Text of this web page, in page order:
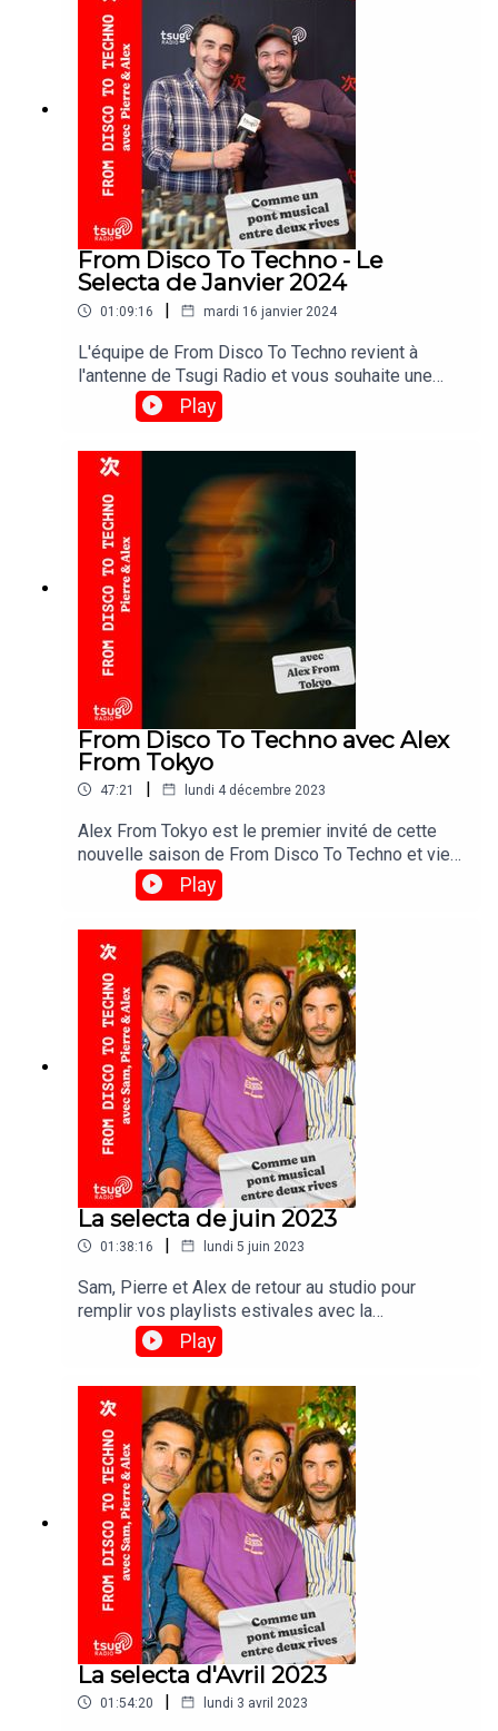
concocté un set s'inspirant de la vibe de son
dernier EP.
From Disco To Techno - Le
Selecta de Janvier 2024
01:09:16 | mardi 16 janvier 2024
L'équipe de From Disco To Techno revient à
l'antenne de Tsugi Radio et vous souhaite une
bonne année 2024 !House, groove, disco mais
aussi Techno, Jusqu'à 19h sur tsugiradio.fr
Play
From Disco To Techno avec Alex
From Tokyo
47:21 | lundi 4 décembre 2023
Alex From Tokyo est le premier invité de cette
nouvelle saison de From Disco To Techno et vient
nous présenter une compilation passionnante
célébrant les héros de la scène électronique
Play
La selecta de juin 2023
01:38:16 | lundi 5 juin 2023
Sam, Pierre et Alex de retour au studio pour
remplir vos playlists estivales avec la
participation exceptionnelle d'un flamant rose.
Play
La selecta d'Avril 2023
01:54:20 | lundi 3 avril 2023